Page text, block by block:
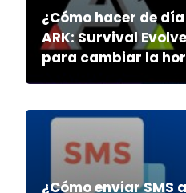
¿Cómo hacer de
ARK: Survival
para cambiar la
¿Cómo enviar SMS